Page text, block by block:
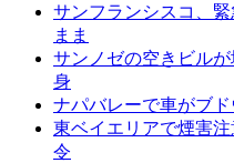
サンフランシスコ、
まま
サンノゼの空きビル
身
ナパバレーで車がブ
東ベイエリアで煙害
令